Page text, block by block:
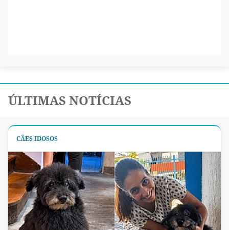
ÚLTIMAS NOTÍCIAS
CÃES IDOSOS